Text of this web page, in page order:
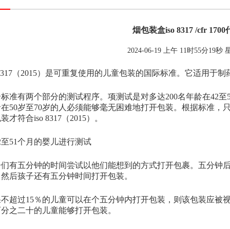
烟包装盒iso 8317 /cfr 1700
2024-06-19 上午 11时55分19秒
2015）是可重复使用的儿童包装的国际标准。它适用于制
两个部分的测试程序。项测试是对多达200名年龄在42至
50岁至70岁的人必须能够毫无困难地打开包装。根据标准，
才符合iso 8317（2015）。
个月的婴儿进行测试
五分钟的时间尝试以他们能想到的方式打开包裹。五分钟后
后孩子还有五分钟时间打开包装。
过15％的儿童可以在个五分钟内打开包装，则该包装应被
之二十的儿童能够打开包装。